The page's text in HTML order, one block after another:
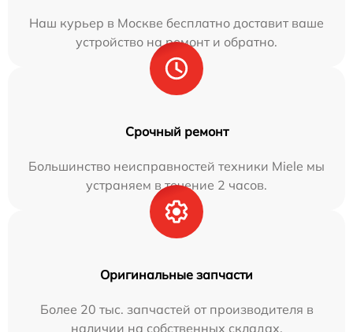
Наш курьер в Москве бесплатно доставит ваше
устройство на ремонт и обратно.
Срочный ремонт
Большинство неисправностей техники Miele мы
устраняем в течение 2 часов.
Оригинальные запчасти
Более 20 тыс. запчастей от производителя в
наличии на собственных складах.